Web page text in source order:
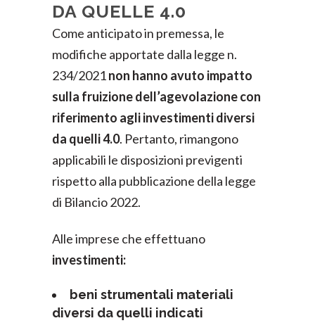
DA QUELLE 4.0
Come anticipato in premessa, le
modifiche apportate dalla legge n.
234/2021non hanno avuto impatto
sulla fruizione dell’agevolazione con
riferimento agli investimenti diversi
da quelli 4.0. Pertanto, rimangono
applicabili le disposizioni previgenti
rispetto alla pubblicazione della legge
di Bilancio 2022.
Alle imprese che effettuano
investimenti:
beni strumentali materiali
diversi da quelli indicati